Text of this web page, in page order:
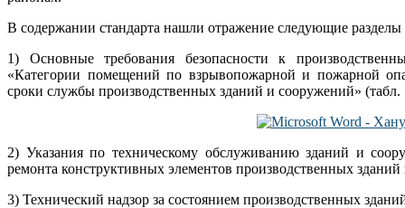
В содержании стандарта нашли отражение следующие
1) Основные требования безопасности к
«Категории помещений по взрывопожарной и пожарной
сроки службы производственных зданий и сооружений» (табл.
2) Указания по техническому обслуживанию зданий и
ремонта конструктивных элементов производственных
3) Технический надзор за состоянием производственных